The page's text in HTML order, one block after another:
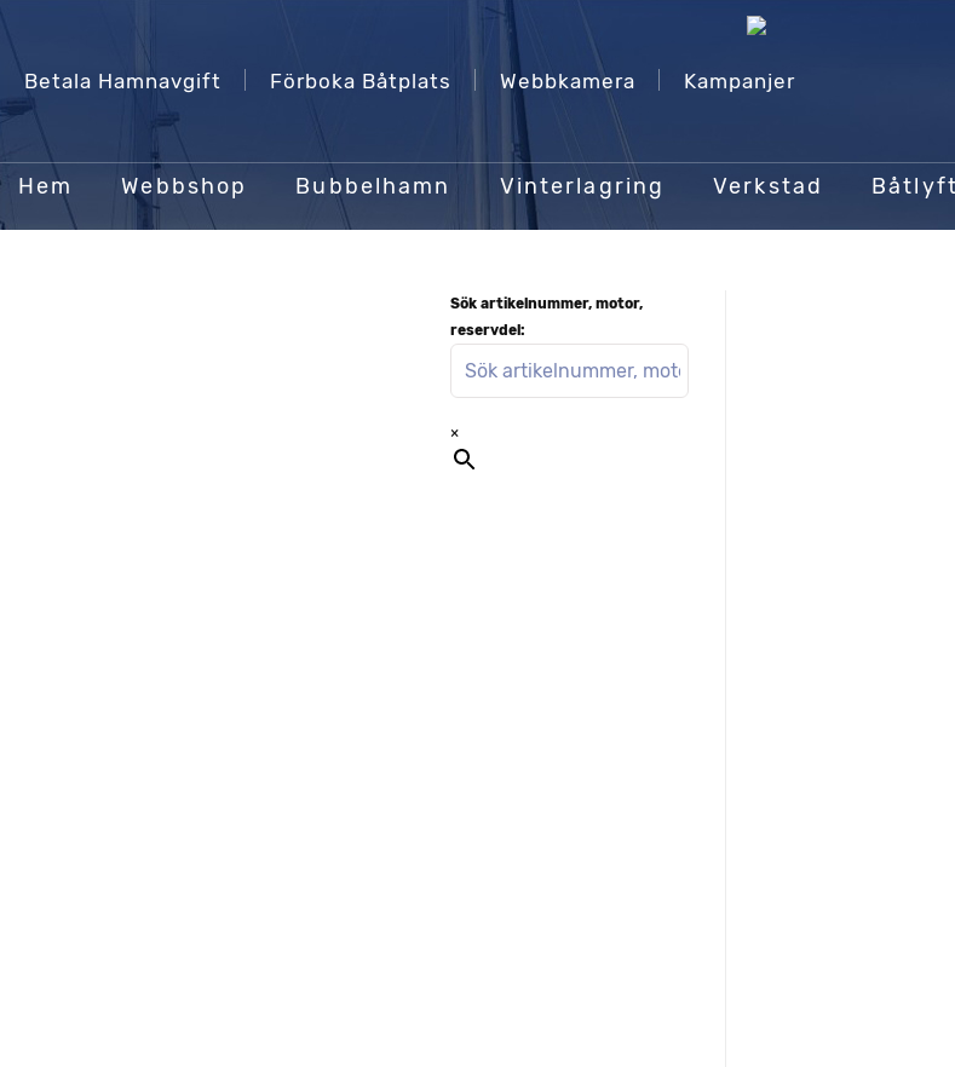
Betala Hamnavgift Förboka Båtplats Webbkamera Kampanjer
Hem Webbshop Bubbelhamn Vinterlagring Verkstad Båtlyft
Sök artikelnummer, motor,
reservdel:
×